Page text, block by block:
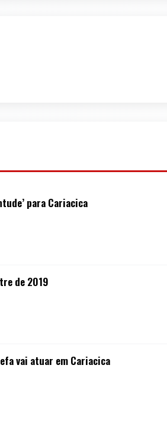
para Cariacica
de 2019
vai atuar em Cariacica